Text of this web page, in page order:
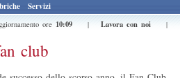
Servizi
ore 10:09 | Lavora con noi |
club